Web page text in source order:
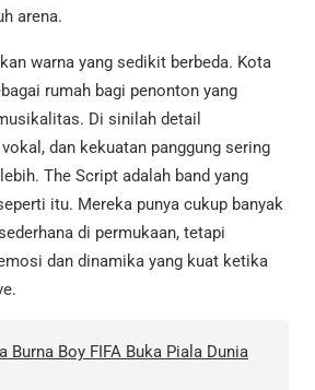
arena.
warna yang sedikit berbeda. Kota
rumah bagi penonton yang
Di sinilah detail
dan kekuatan panggung sering
The Script adalah band yang
itu. Mereka punya cukup banyak
di permukaan, tetapi
dan dinamika yang kuat ketika
Burna Boy FIFA Buka Piala Dunia